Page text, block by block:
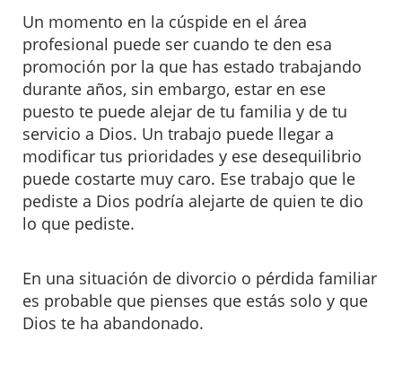
Un momento en la cúspide en el área
profesional puede ser cuando te den esa
promoción por la que has estado trabajando
durante años, sin embargo, estar en ese
puesto te puede alejar de tu familia y de tu
servicio a Dios. Un trabajo puede llegar a
modificar tus prioridades y ese desequilibrio
puede costarte muy caro. Ese trabajo que le
pediste a Dios podría alejarte de quien te dio
lo que pediste.
En una situación de divorcio o pérdida familiar
es probable que pienses que estás solo y que
Dios te ha abandonado.